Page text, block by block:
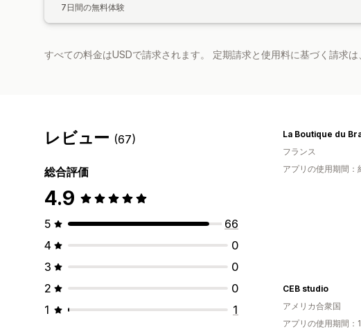
7日間の無料体験
すべての料金はUSDで請求されます。 定期請求と使用料に基づく請求は
レビュー (67)
総合評価
4.9
5
66
4
0
3
0
2
0
1
1
La Boutique du
フランス
アプリの使用期間：
CEB studio
アメリカ合衆国
アプリの使用期間：